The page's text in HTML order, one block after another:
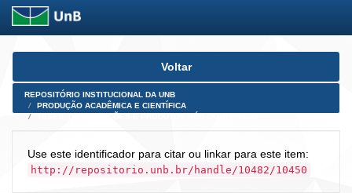
Skip
Voltar
REPOSITÓRIO INSTITUCIONAL DA UNB
PRODUÇÃO ACADÊMICA E CIENTÍFICA
Use este identificador para citar ou linkar para este item:
http://repositorio.unb.br/handle/10482/10450